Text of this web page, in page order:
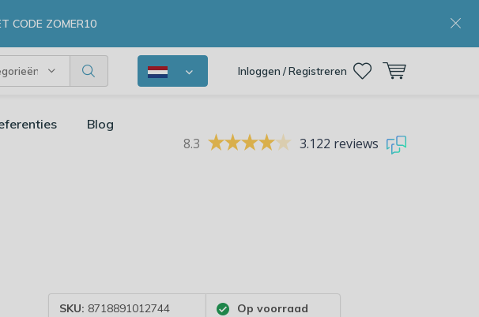
Inloggen / Registreren
CODE ZOMER10
Blog
8.3 3.122 reviews
SKU: 8718891012744 Op voorraad